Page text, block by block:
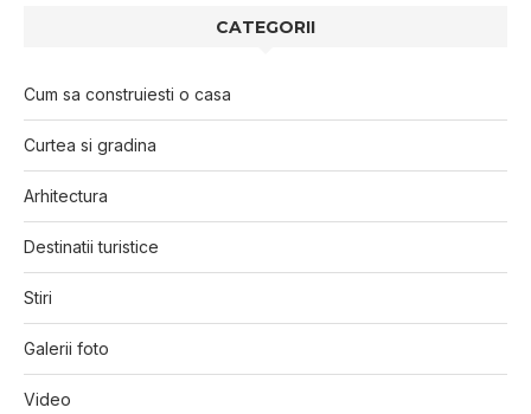
CATEGORII
Cum sa construiesti o casa
Curtea si gradina
Arhitectura
Destinatii turistice
Stiri
Galerii foto
Video